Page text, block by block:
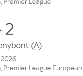
2
(A)
Premier League